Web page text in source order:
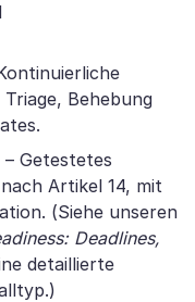
Behebung
Getestetes
Artikel 14, mit
(Siehe unseren
Deadlines,
detaillierte